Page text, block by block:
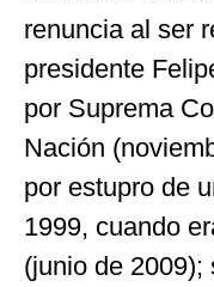
renuncia al ser
presidente
por Suprema
Nación
por estupro de
1999, cuando
(junio de 2009);